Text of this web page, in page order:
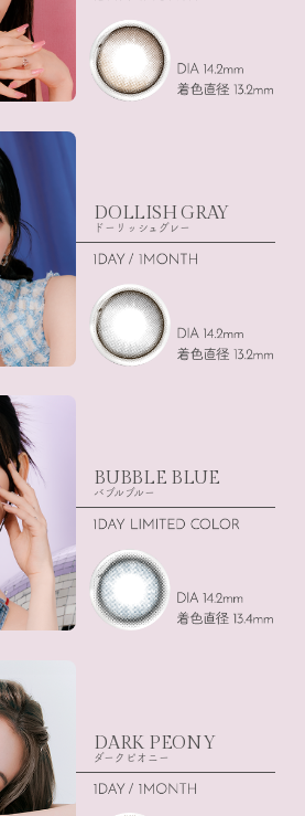
DOLLISH GRAY
ドーリッシュグレー
BUBBLE BLUE
バブルブルー
DARK PEONY
ダークピオニー